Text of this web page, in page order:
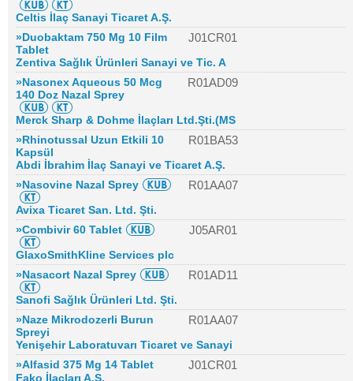
Celtis İlaç Sanayi Ticaret A.Ş.
»Duobaktam 750 Mg 10 Film
Tablet
J01CR01
Zentiva Sağlık Ürünleri Sanayi ve Tic. A
»Nasonex Aqueous 50 Mcg
140 Doz Nazal Sprey
R01AD09
Merck Sharp & Dohme İlaçları Ltd.Şti.(MS
»Rhinotussal Uzun Etkili 10
Kapsül
R01BA53
Abdi İbrahim İlaç Sanayi ve Ticaret A.Ş.
»Nasovine Nazal Sprey
R01AA07
Avixa Ticaret San. Ltd. Şti.
»Combivir 60 Tablet
J05AR01
GlaxoSmithKline Services plc
»Nasacort Nazal Sprey
R01AD11
Sanofi Sağlık Ürünleri Ltd. Şti.
»Naze Mikrodozerli Burun
Spreyi
R01AA07
Yenişehir Laboratuvarı Ticaret ve Sanayi
»Alfasid 375 Mg 14 Tablet
J01CR01
Fako İlaçları A.Ş.